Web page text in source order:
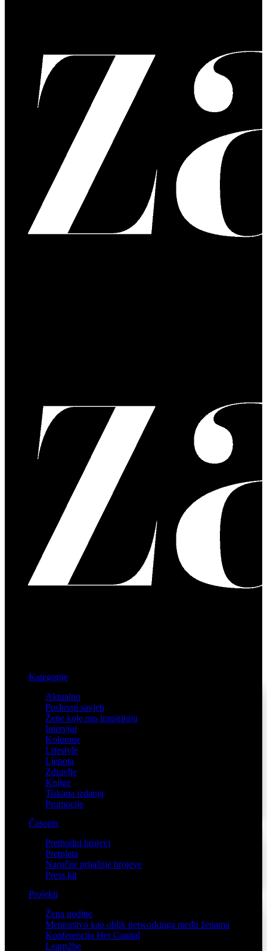
Kategorije
Aktualno
Poslovni savjeti
Žene koje nas inspiriraju
Intervjui
Kolumne
Lifestyle
Ljepota
Zdravlje
Knjige
Tiskana izdanja
Promocije
Časopis
Prethodni brojevi
Pretplata
Naručite prijašnje brojeve
Press kit
Projekti
Žena godine
Mentorstvo kao oblik networkinga među ženama
Konferencija Her Capital
Learn2be